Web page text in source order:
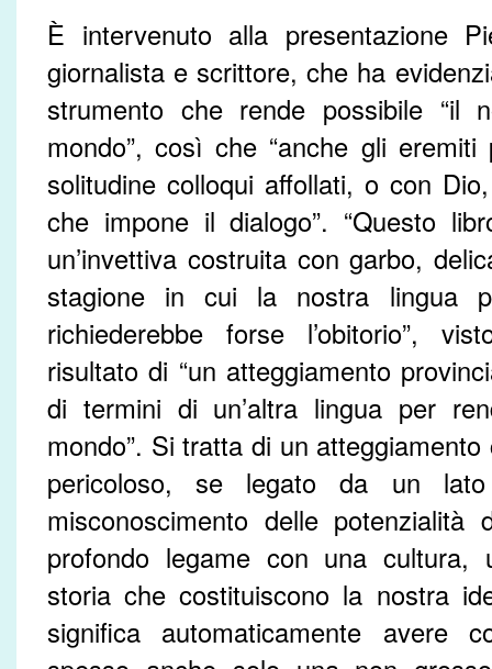
È intervenuto alla presentazione
giornalista e scrittore, che ha
strumento che rende possibile “il
mondo”, così che “anche gli
solitudine colloqui affollati, o con
che impone il dialogo”. “Questo
un’invettiva costruita con garbo,
stagione in cui la nostra lingua
richiederebbe forse l’obitorio”,
risultato di “un atteggiamento
di termini di un’altra lingua per
mondo”. Si tratta di un
pericoloso, se legato da un
misconoscimento delle potenzialità
profondo legame con una cultura,
storia che costituiscono la nostra
significa automaticamente avere